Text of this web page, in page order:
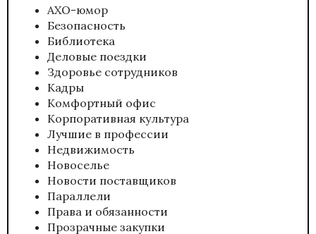
АХО-юмор
Безопасность
Библиотека
Деловые поездки
Здоровье сотрудников
Кадры
Комфортный офис
Корпоративная культура
Лучшие в профессии
Недвижимость
Новоселье
Новости поставщиков
Параллели
Права и обязанности
Прозрачные закупки